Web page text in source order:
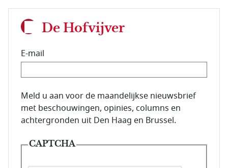
De Hofvijver
E-mail
E-mailadres van de abonnee.
Meld u aan voor de maandelijkse nieuwsbrief
met beschouwingen, opinies, columns en
achtergronden uit Den Haag en Brussel.
CAPTCHA